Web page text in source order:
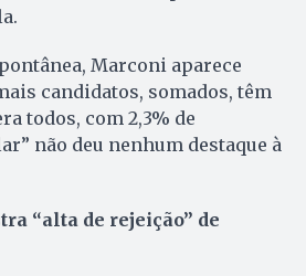
Marconi aparece
candidatos, somados, têm
todos, com 2,3% de
não deu nenhum destaque à
“alta de rejeição” de